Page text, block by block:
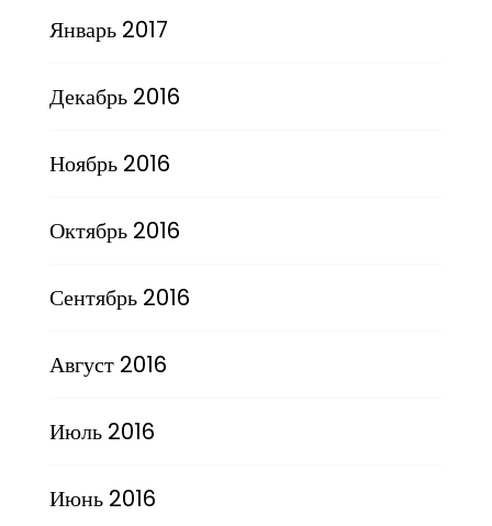
Январь 2017
Декабрь 2016
Ноябрь 2016
Октябрь 2016
Сентябрь 2016
Август 2016
Июль 2016
Июнь 2016